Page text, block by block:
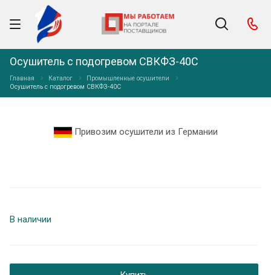
Осушитель с подогревом СВКФЗ-40С
Главная Каталог
Промышленные осушители
Осушитель с подогревом СВКФЗ-40С
Привозим осушители из Германии
В наличии